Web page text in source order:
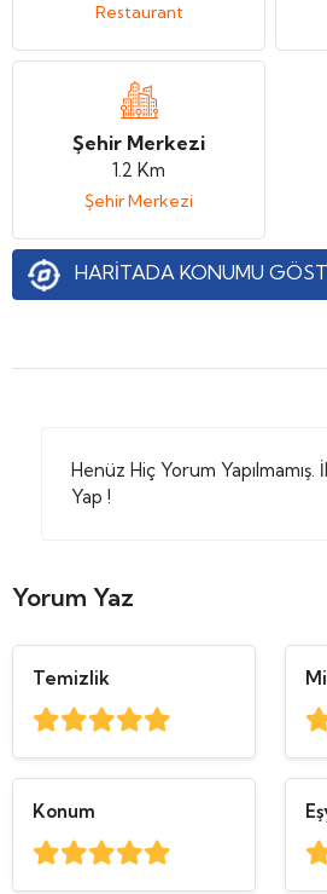
Restaurant
Şehir Merkezi
1.2 Km
Şehir Merkezi
HARİTADA KONUMU
Henüz Hiç Yorum Yapılmamış.
Yap !
Yorum Yaz
Temizlik
Konum